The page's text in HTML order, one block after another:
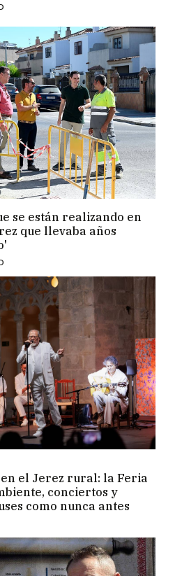
se están realizando en
que llevaba años
el Jerez rural: la Feria
conciertos y
como nunca antes